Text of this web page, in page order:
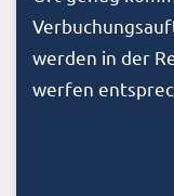
werden in der
werfen